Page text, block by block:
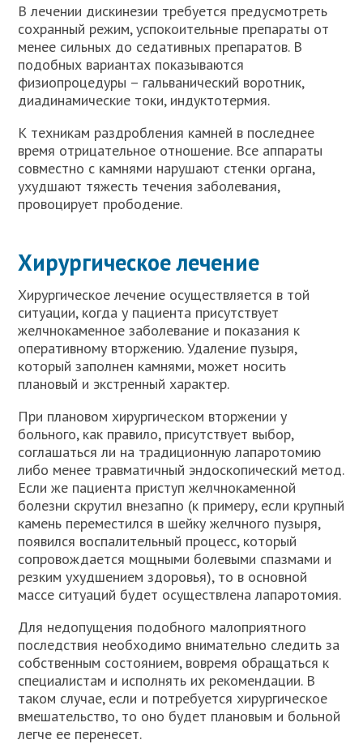
В лечении дискинезии требуется предусмотреть
сохранный режим, успокоительные препараты от
менее сильных до седативных препаратов. В
подобных вариантах показываются
физиопроцедуры – гальванический воротник,
диадинамические токи, индуктотермия.
К техникам раздробления камней в последнее
время отрицательное отношение. Все аппараты
совместно с камнями нарушают стенки органа,
ухудшают тяжесть течения заболевания,
провоцирует прободение.
Хирургическое лечение
Хирургическое лечение осуществляется в той
ситуации, когда у пациента присутствует
желчнокаменное заболевание и показания к
оперативному вторжению. Удаление пузыря,
который заполнен камнями, может носить
плановый и экстренный характер.
При плановом хирургическом вторжении у
больного, как правило, присутствует выбор,
соглашаться ли на традиционную лапаротомию
либо менее травматичный эндоскопический метод.
Если же пациента приступ желчнокаменной
болезни скрутил внезапно (к примеру, если крупный
камень переместился в шейку желчного пузыря,
появился воспалительный процесс, который
сопровождается мощными болевыми спазмами и
резким ухудшением здоровья), то в основной
массе ситуаций будет осуществлена лапаротомия.
Для недопущения подобного малоприятного
последствия необходимо внимательно следить за
собственным состоянием, вовремя обращаться к
специалистам и исполнять их рекомендации. В
таком случае, если и потребуется хирургическое
вмешательство, то оно будет плановым и больной
легче ее перенесет.